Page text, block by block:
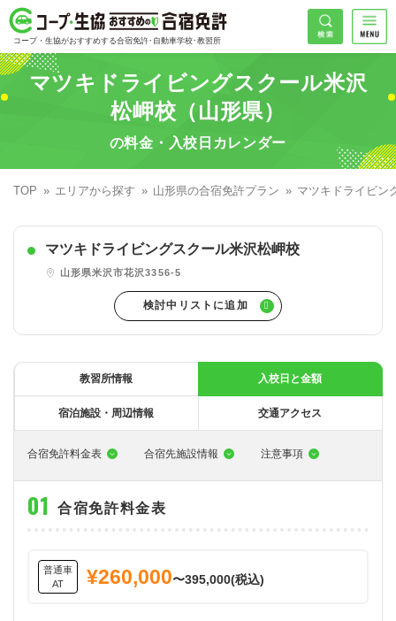
コープ・生協おすすめの合宿免許
コープ・生協がおすすめする合宿免許･自動車学校･教習所
HOME
コープ・生協おすすめの合宿免許ランキング
免許の種類で探す
普通車
大型二輪
準中型車
大型特殊
中型車
大型二種
中型二種
エリアで探す
東北エリア
甲信越エリア
東海エリア
中国エリア
四国エリア
沖縄エリア
早割
学割
組合員特典
キャンペーンで探す
こだわり条件で探す
コープ合宿免許スタッフがおすすめの教習所
お一人でも安心な教習所
教習料金が安い教習所
温泉プランがある教習所
自炊ができる教習所
入校日で探す
私たちについて
コープ・生協おすすめの合宿免許パンフレット
よくある質問
入校の流れ/スケジュール
合宿免許とは
希望免許
地域
希望入校日
7 件が見つかりました
検索
マツキドライビングスクール米沢
松岬校（山形県）
の料金・入校日カレンダー
TOP エリアから探す 山形県の合宿免許プラン マツキドライビン
マツキドライビングスクール米沢松岬校
山形県米沢市花沢3356-5
教習所情報 入校日と金額
宿泊施設・周辺情報 交通アクセス
合宿免許料金表 合宿先施設情報 注意事項
合宿免許料金表
普通車
AT
¥260,000〜395,000(税込)